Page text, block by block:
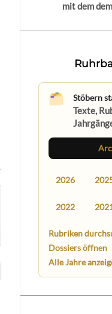
mit dem
Stöbern
Texte,
2026
2022
Rubriken
Dossiers öffnen
Alle Jahre